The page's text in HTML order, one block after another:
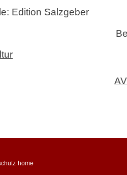
Edition Salzgeber
home